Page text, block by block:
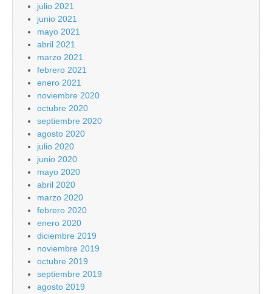
julio 2021
junio 2021
mayo 2021
abril 2021
marzo 2021
febrero 2021
enero 2021
noviembre 2020
octubre 2020
septiembre 2020
agosto 2020
julio 2020
junio 2020
mayo 2020
abril 2020
marzo 2020
febrero 2020
enero 2020
diciembre 2019
noviembre 2019
octubre 2019
septiembre 2019
agosto 2019